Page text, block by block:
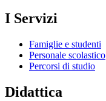
I Servizi
Famiglie e studenti
Personale scolastico
Percorsi di studio
Didattica